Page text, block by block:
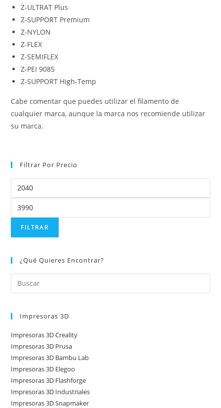
Z-ULTRAT Plus
Z-SUPPORT Premium
Z-NYLON
Z-FLEX
Z-SEMIFLEX
Z-PEI 9085
Z-SUPPORT High-Temp
Cabe comentar que puedes utilizar el filamento de
cualquier marca, aunque la marca nos recomiende utilizar
su marca.
Filtrar Por Precio
FILTRAR
¿Qué Quieres Encontrar?
Impresoras 3D
Impresoras 3D Creality
Impresoras 3D Prusa
Impresoras 3D Bambu Lab
Impresoras 3D Elegoo
Impresoras 3D Flashforge
Impresoras 3D Industriales
Impresoras 3D Snapmaker